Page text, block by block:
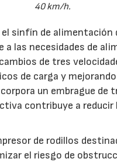
40 km/h.
sinfín de alimentación
las necesidades de
de tres
de carga y
un embrague de
contribuye a
de rodillos
el riesgo de